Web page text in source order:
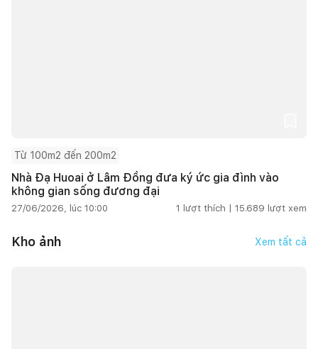
Từ 100m2 đến 200m2
Nhà Đạ Huoai ở Lâm Đồng đưa ký ức gia đình vào
không gian sống đương đại
27/06/2026, lúc 10:00 1 lượt thích | 15.689 lượt xem
Kho ảnh Xem tất cả